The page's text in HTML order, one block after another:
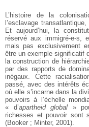
L’histoire de la
l’esclavage
Et aujourd’hui, la
réservé aux immigré-e-s,
mais pas exclusivement
être un exemple significatif
la construction de
par des rapports de
inégaux. Cette
passé, avec des intérêts
où elle s’incarne dans la
pouvoirs à l’échelle
« d’apartheid global »
richesses et pouvoir sont
(Booker ; Minter, 2001).